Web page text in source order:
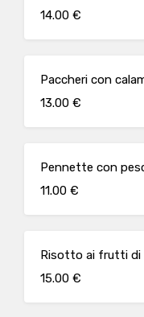
14.00 €
Paccheri con
13.00 €
Pennette con
11.00 €
Risotto ai frutti di
15.00 €